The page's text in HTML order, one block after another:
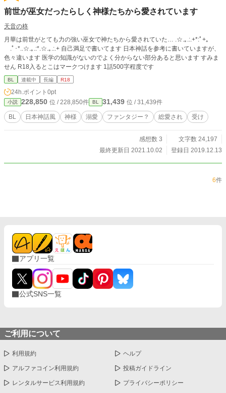
前世が巫女だったらしく神様たちから愛されています
天音の柊
月華は前世がとても力の強い巫女で神たちから愛されていた… .☆.｡.:.+*:ﾟ+｡
.ﾟ･*..☆.｡.:*.☆.｡.:.+ 自己満足で書いてます 日本神話を参考に書いていますが、
色々違います 医学の知識がないのでよく分からない部分あると思います すみま
せん R18入るとこはマークつけます 1話500字程度です
BL 連載中 長編 R18
24h.ポイント 0pt
小説 228,850 位 / 228,850件 BL 31,439 位 / 31,439件
BL 日本神話風 神様 溺愛 ファンタジー？ 総愛され 受け
感想数 3
文字数 24,197
最終更新日 2021.10.02
登録日 2019.12.13
6件
アプリ一覧
公式SNS一覧
ご利用について
利用規約 ヘルプ
アルファコイン利用規約 投稿ガイドライン
レンタルサービス利用規約 プライバシーポリシー